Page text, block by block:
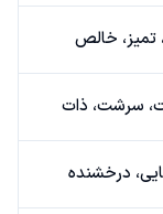
تمیز، خالص
سرشت، ذات
درخشنده